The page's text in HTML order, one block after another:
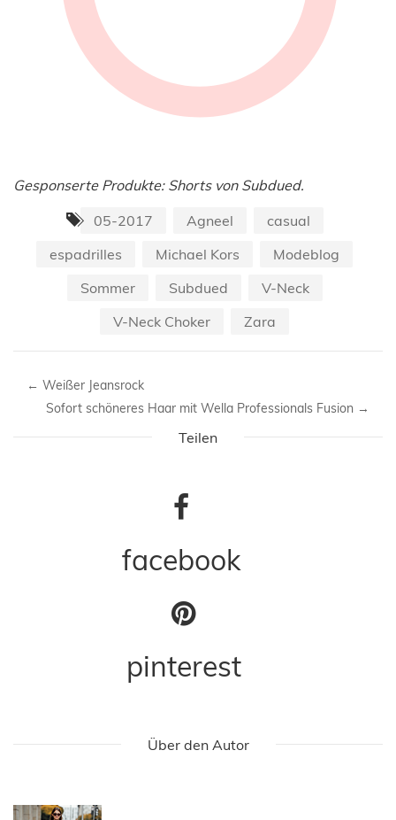
Gesponserte Produkte: Shorts von Subdued.
05-2017
Agneel
casual
espadrilles
Michael Kors
Modeblog
Sommer
Subdued
V-Neck
V-Neck Choker
Zara
← Weißer Jeansrock
Sofort schöneres Haar mit Wella Professionals Fusion →
Teilen
facebook
pinterest
Über den Autor